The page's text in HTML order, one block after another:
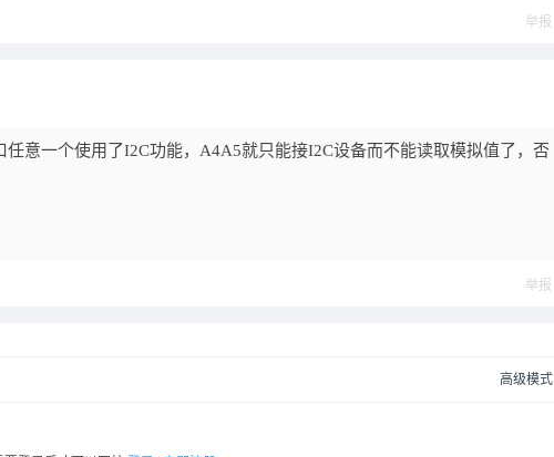
举报
意一个使用了I2C功能，A4A5就只能接I2C设备而不能读取模拟值了，否
举报
高级模式